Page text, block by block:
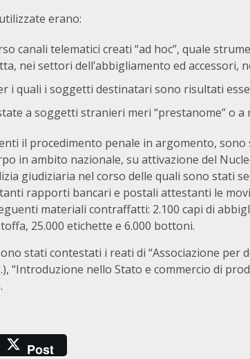
erano:
canali telematici creati “ad hoc”, quale
nei settori dell’abbigliamento ed accessori,
i quali i soggetti destinatari sono risultati
a soggetti stranieri meri “prestanome” o a
il procedimento penale in argomento, sono
in ambito nazionale, su attivazione del
giudiziaria nel corso delle quali sono stati
rapporti bancari e postali attestanti le
materiali contraffatti: 2.100 capi di
25.000 etichette e 6.000 bottoni.
stati contestati i reati di “Associazione per
“Introduzione nello Stato e commercio di
Post